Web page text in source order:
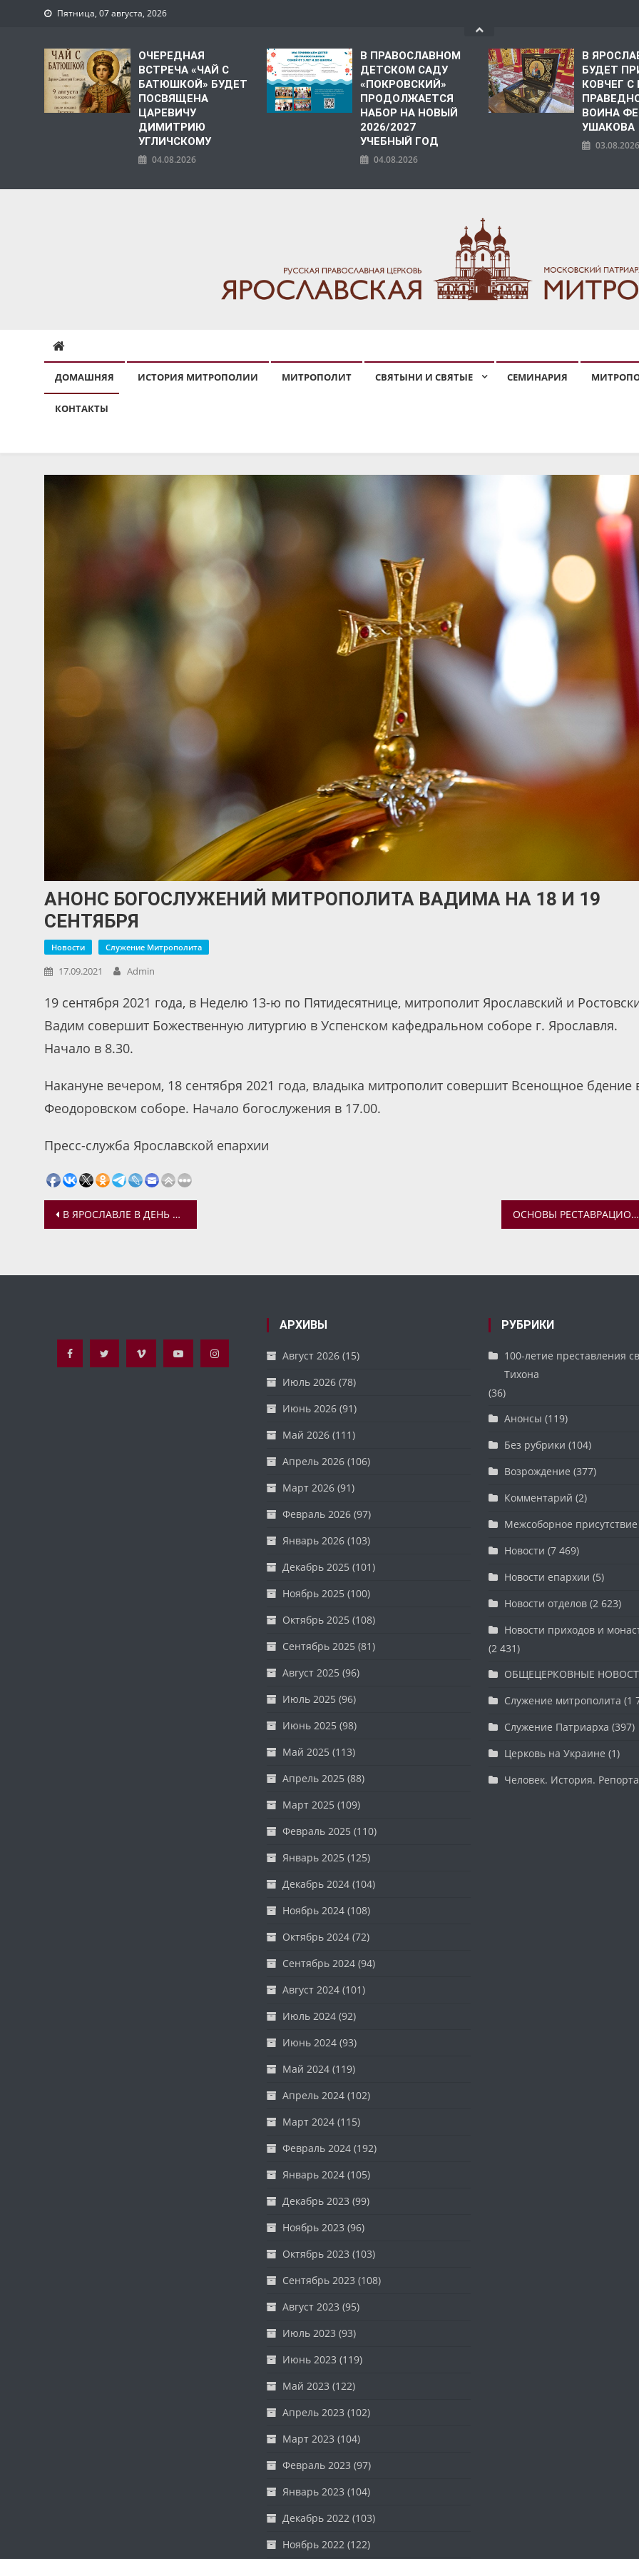
Пятница, 07 августа, 2026
ОЧЕРЕДНАЯ
ВСТРЕЧА «ЧАЙ С
БАТЮШКОЙ» БУДЕТ
ПОСВЯЩЕНА
ЦАРЕВИЧУ
ДИМИТРИЮ
УГЛИЧСКОМУ
04.08.2026
В ПРАВОСЛАВНОМ
ДЕТСКОМ САДУ
«ПОКРОВСКИЙ»
ПРОДОЛЖАЕТСЯ
НАБОР НА НОВЫЙ
2026/2027
УЧЕБНЫЙ ГОД
04.08.2026
В
БУДЕТ
КОВЧЕГ
ВОИНА
УШАКОВА
ДОМАШНЯЯ ИСТОРИЯ МИТРОПОЛИИ МИТРОПОЛИТ СВЯТЫНИ И СВЯТЫЕ СЕМИНАРИЯ
КОНТАКТЫ
АНОНС БОГОСЛУЖЕНИЙ МИТРОПОЛИТА ВАДИМА НА 18 И 19
СЕНТЯБРЯ
Новости Служение Митрополита
17.09.2021 Admin
19 сентября 2021 года, в Неделю 13-ю по Пятидесятнице, митрополит Ярославский и
Вадим совершит Божественную литургию в Успенском кафедральном соборе г. Ярославля.
Начало в 8.30.
Накануне вечером, 18 сентября 2021 года, владыка митрополит совершит Всенощное бдение
Феодоровском соборе. Начало богослужения в 17.00.
Пресс-служба Ярославской епархии
Навигация
записям
В ЯРОСЛАВЛЕ В ДЕНЬ ГОРОДА БУДЕТ ОТСЛУЖЕН МОЛЕБЕН ОСНОВЫ РЕСТАВРАЦИОННОГО ДЕЛА. НОВЫЙ КУРС В ВОСКРЕСНОЙ ШКОЛЕ
АРХИВЫ
Август 2026(15)
Июль 2026(78)
Июнь 2026(91)
Май 2026(111)
Апрель 2026(106)
Март 2026(91)
Февраль 2026(97)
Январь 2026(103)
Декабрь 2025 (101)
Ноябрь 2025 (100)
Октябрь 2025 (108)
Сентябрь 2025 (81)
Август 2025 (96)
Июль 2025 (96)
Июнь 2025 (98)
Май 2025 (113)
Апрель 2025 (88)
Март 2025 (109)
Февраль 2025 (110)
Январь 2025 (125)
Декабрь 2024(104)
Ноябрь 2024(108)
Октябрь 2024(72)
Сентябрь 2024(94)
Август 2024(101)
Июль 2024(92)
Июнь 2024(93)
Май 2024(119)
Апрель 2024(102)
Март 2024(115)
Февраль 2024(192)
Январь 2024(105)
Декабрь 2023 (99)
Ноябрь 2023 (96)
Октябрь 2023 (103)
Сентябрь 2023 (108)
Август 2023 (95)
Июль 2023 (93)
Июнь 2023 (119)
Май 2023 (122)
Апрель 2023 (102)
Март 2023 (104)
Февраль 2023 (97)
Январь 2023 (104)
Декабрь 2022(103)
Ноябрь 2022(122)
РУБРИКИ
100-летие преставления
Тихона
(36)
Анонсы (119)
Без рубрики (104)
Возрождение (377)
Комментарий (2)
Межсоборное присутствие
Новости (7 469)
Новости епархии (5)
Новости отделов(2 623)
Новости приходов и
(2 431)
ОБЩЕЦЕРКОВНЫЕ
Служение митрополита (1
Служение Патриарха (397)
Церковь на Украине (1)
Человек. История.